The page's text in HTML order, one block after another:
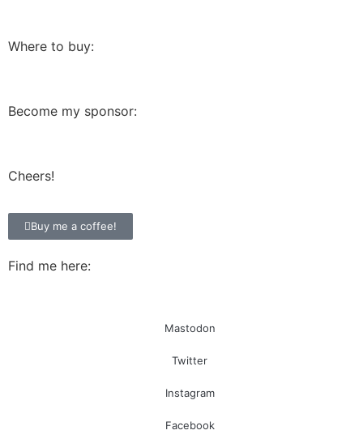
Where to buy:
Become my sponsor:
Cheers!
Buy me a coffee!
Find me here:
Mastodon
Twitter
Instagram
Facebook